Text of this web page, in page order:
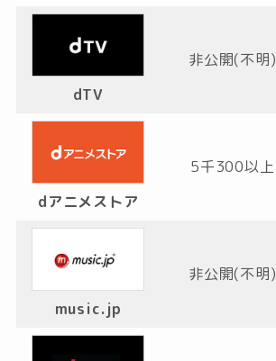
dTV
非公開(不明)
dアニメストア
5千300以上
music.jp
非公開(不明)